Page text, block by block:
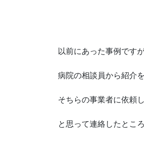
以前にあった事例です
病院の相談員から紹介
そちらの事業者に依頼
と思って連絡したところ